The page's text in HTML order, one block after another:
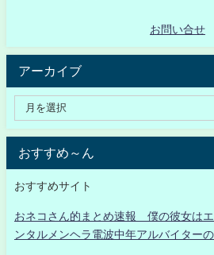
お問い合せ
アーカイブ
おすすめ～ん
おすすめサイト
おネコさん的まとめ速報 僕の彼女は
ンタルメンヘラ電波中年アルバイター